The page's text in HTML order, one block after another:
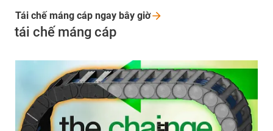
tái chế máng cáp
Tái chế máng cáp ngay bây giờ